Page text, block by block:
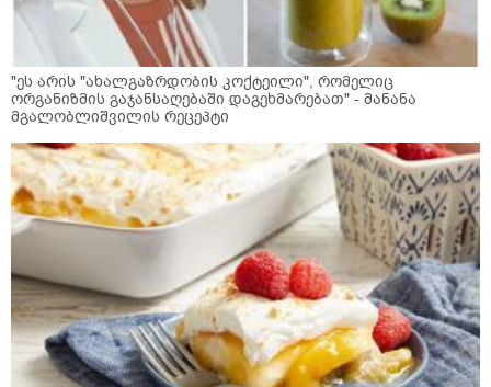
"ეს არის "ახალგაზრდობის კოქტეილი", რომელიც
ორგანიზმის გაჯანსაღებაში დაგეხმარებათ" - მანანა
მგალობლიშვილის რეცეპტი